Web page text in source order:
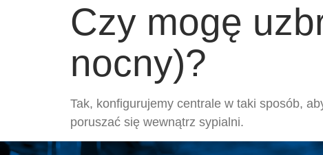
Czy mogę
nocny)?
Tak, konfigurujemy centrale w taki sposób,
poruszać się wewnątrz sypialni.